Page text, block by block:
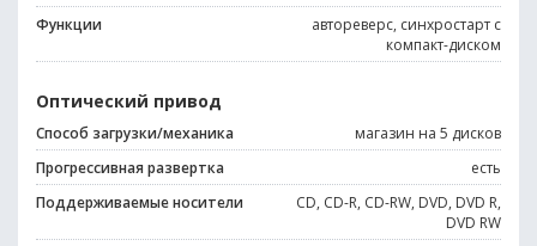
Функции
автореверс, синхростарт с
компакт-диском
Оптический привод
Cпособ загрузки/механика
магазин на 5 дисков
Прогрессивная развертка
есть
Поддерживаемые носители
CD, CD-R, CD-RW, DVD, DVD R,
DVD RW